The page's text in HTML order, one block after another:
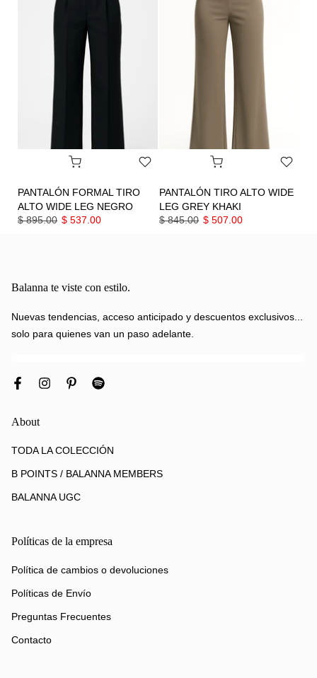
PANTALÓN FORMAL TIRO
ALTO WIDE LEG NEGRO
$ 895.00 $ 537.00
PANTALÓN TIRO ALTO WIDE
LEG GREY KHAKI
$ 845.00 $ 507.00
Balanna te viste con estilo.
Nuevas tendencias, acceso anticipado y descuentos exclusivos...
solo para quienes van un paso adelante.
About
TODA LA COLECCIÓN
B POINTS / BALANNA MEMBERS
BALANNA UGC
Políticas de la empresa
Política de cambios o devoluciones
Políticas de Envío
Preguntas Frecuentes
Contacto